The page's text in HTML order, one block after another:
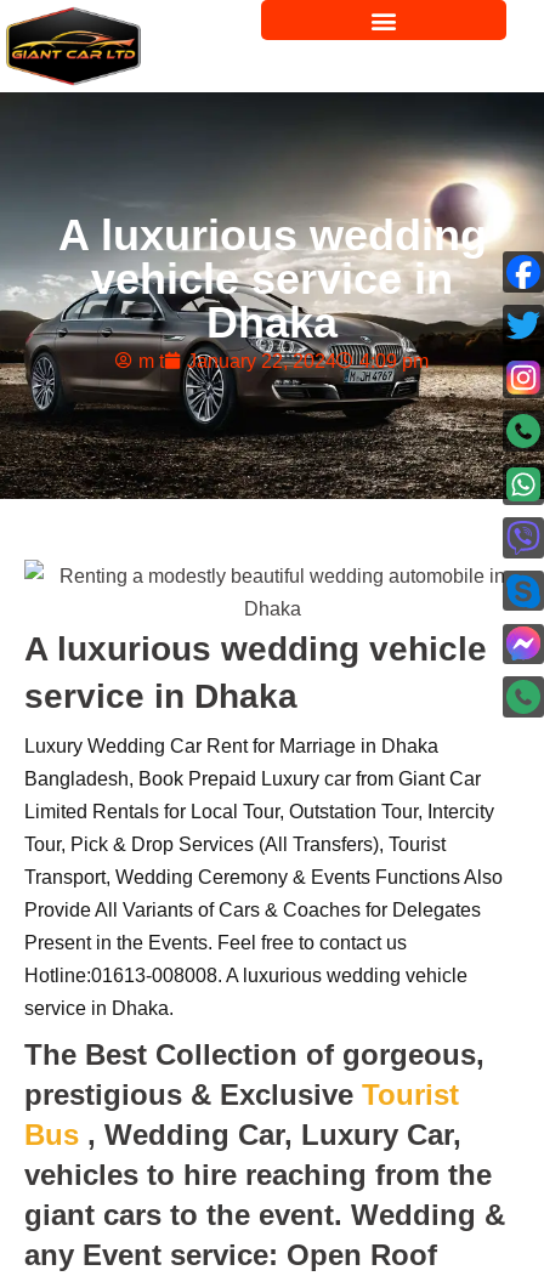
A luxurious wedding
vehicle service in
Dhaka
m t January 22, 2024 4:09 pm
A luxurious wedding vehicle
service in Dhaka
Luxury Wedding Car Rent for Marriage in Dhaka
Bangladesh, Book Prepaid Luxury car from Giant Car
Limited Rentals for Local Tour, Outstation Tour, Intercity
Tour, Pick & Drop Services (All Transfers), Tourist
Transport, Wedding Ceremony & Events Functions Also
Provide All Variants of Cars & Coaches for Delegates
Present in the Events. Feel free to contact us
Hotline:01613-008008. A luxurious wedding vehicle
service in Dhaka.
The Best Collection of gorgeous,
prestigious & Exclusive Tourist
Bus , Wedding Car, Luxury Car,
vehicles to hire reaching from the
giant cars to the event. Wedding &
any Event service: Open Roof